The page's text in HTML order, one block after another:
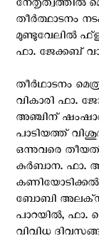
നേതൃത്വത്തിൽ
തീർത്ഥാടനം
മുണ്ടുവേലിൽ
ഫാ. ജേക്കബ്
തീർഥാടനം
വികാരി ഫാ.
അഞ്ചിന്
പാടിയത്ത്
ഒന്നുവരെ
കുർബാന. ഫാ.
ബോബി അലക്‌സ്
പാറയിൽ, ഫാ.
വിവിധ